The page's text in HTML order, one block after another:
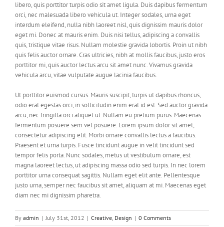
libero, quis porttitor turpis odio sit amet ligula. Duis dapibus fermentum
orci, nec malesuada libero vehicula ut. Integer sodales, urna eget
interdum eleifend, nulla nibh laoreet nisl, quis dignissim mauris dolor
eget mi. Donec at mauris enim. Duis nisi tellus, adipiscing a convallis
quis, tristique vitae risus. Nullam molestie gravida lobortis. Proin ut nibh
quis felis auctor ornare. Cras ultricies, nibh at mollis faucibus, justo eros
porttitor mi, quis auctor lectus arcu sit amet nunc. Vivamus gravida
vehicula arcu, vitae vulputate augue lacinia faucibus.
Ut porttitor euismod cursus. Mauris suscipit, turpis ut dapibus rhoncus,
odio erat egestas orci, in sollicitudin enim erat id est. Sed auctor gravida
arcu, nec fringilla orci aliquet ut. Nullam eu pretium purus. Maecenas
fermentum posuere sem vel posuere. Lorem ipsum dolor sit amet,
consectetur adipiscing elit. Morbi ornare convallis lectus a faucibus.
Praesent et urna turpis. Fusce tincidunt augue in velit tincidunt sed
tempor felis porta. Nunc sodales, metus ut vestibulum ornare, est
magna laoreet lectus, ut adipiscing massa odio sed turpis. In nec lorem
porttitor urna consequat sagittis. Nullam eget elit ante. Pellentesque
justo urna, semper nec faucibus sit amet, aliquam at mi. Maecenas eget
diam nec mi dignissim pharetra.
By admin | July 31st, 2012 | Creative, Design | 0 Comments